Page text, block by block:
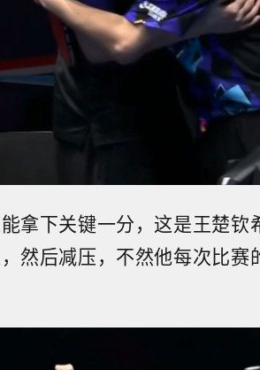
拿下关键一分，这是王楚钦
然后减压，不然他每次比赛